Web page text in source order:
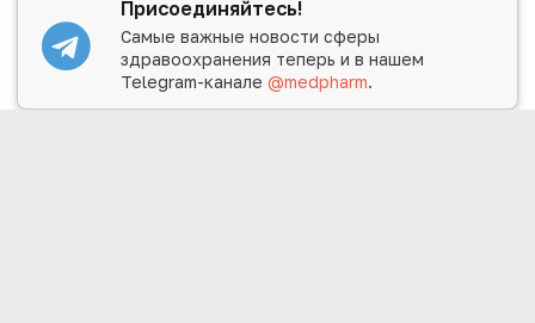
Присоединяйтесь!
Самые важные новости сферы
здравоохранения теперь и в нашем
Telegram-канале@medpharm.